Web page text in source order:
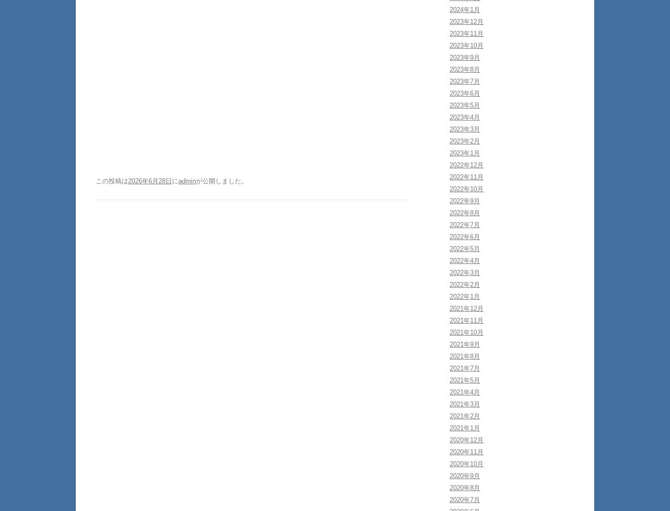
この投稿は2026年6月28日 にadminが公開しました 。
2024年1月
2023年12月
2023年11月
2023年10月
2023年9月
2023年8月
2023年7月
2023年6月
2023年5月
2023年4月
2023年3月
2023年2月
2023年1月
2022年12月
2022年11月
2022年10月
2022年9月
2022年8月
2022年7月
2022年6月
2022年5月
2022年4月
2022年3月
2022年2月
2022年1月
2021年12月
2021年11月
2021年10月
2021年9月
2021年8月
2021年7月
2021年5月
2021年4月
2021年3月
2021年2月
2021年1月
2020年12月
2020年11月
2020年10月
2020年9月
2020年8月
2020年7月